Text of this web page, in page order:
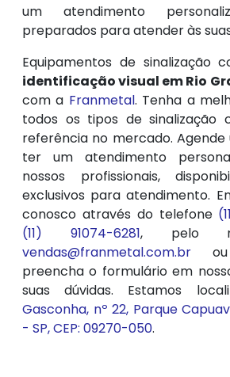
um atendimento
preparados para atender às
Equipamentos de sinalização
identificação visual em Rio
com a Franmetal. Tenha a
todos os tipos de sinalização
referência no mercado.
ter um atendimento
nossos profissionais,
exclusivos para atendimento.
conosco através do telefone
(11) 91074-6281, pelo
vendas@franmetal.com.br ou
preencha o formulário em
suas dúvidas. Estamos
Gasconha, nº 22, Parque
- SP, CEP: 09270-050.